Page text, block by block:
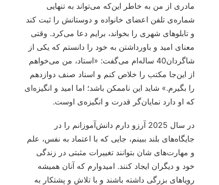
مادری از من به خاطر این‌که می‌تواند به تنهایی
شماره‌ی تلفن اعضای خانواده و دوستانش را ثبت کند
و تابلوهای شهری را بخواند، برایم دعا می‌کرد. وقتی
معنای امید و باورداشتن به خود را دانستم که یکی از
شاگردان40 ساله‌ام می‌گفت: «استاد، من می‌خواهم
از این‌جا مکتب را خلاص کنم و اسناد صنف دوازدهم
را بگیرم.» شاید این ناممکن باشد؛ اما امید و انگیزه‌ای
که او دارد نمایان‌گر قدرت و انگیزه‌ی اوست.
در سال 2025 آرزو دارم دانش‌آموزانم را در
جایگاه‌های بلند ببینم، جایی که با اعتماد به نفس، علم
و مهارت‌های شان بتوانند تغییرات مثبتی در زندگی
خود و دیگران ایجاد کنند. امیدوارم که آنان همیشه
رویاهای بزرگی داشته باشند و با تلاش و پشتکار به